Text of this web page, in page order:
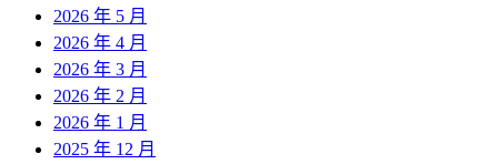
2026 年 5 月
2026 年 4 月
2026 年 3 月
2026 年 2 月
2026 年 1 月
2025 年 12 月